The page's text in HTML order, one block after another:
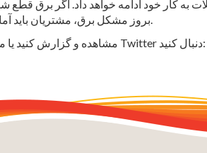
بروز مشکل برق، مشتریان باید آماده باشند تا آدرس، شماره تلفن، نزدیکترین چهارراه و شرح مختصری از مشکل را ارائه دهند.
مشاهده و گزارش کنید یا ما را در Twitter دنبال کنید: